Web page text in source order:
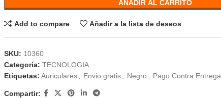
AÑADIR AL CARRITO
Add to compare Añadir a la lista de deseos
SKU: 10360
Categoría: TECNOLOGIA
Etiquetas: Auriculares Envio gratis Negro Pago Contra Entrega
Compartir: